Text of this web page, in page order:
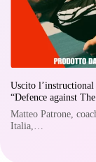
Uscito
“Defence against
Matteo Patrone,
Italia,…